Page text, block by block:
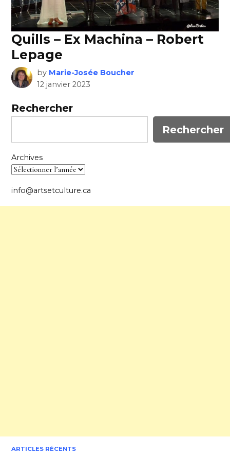
Quills – Ex Machina – Robert
Lepage
by Marie-Josée Boucher
12 janvier 2023
Rechercher
Rechercher
Archives
info@artsetculture.ca
ARTICLES RÉCENTS